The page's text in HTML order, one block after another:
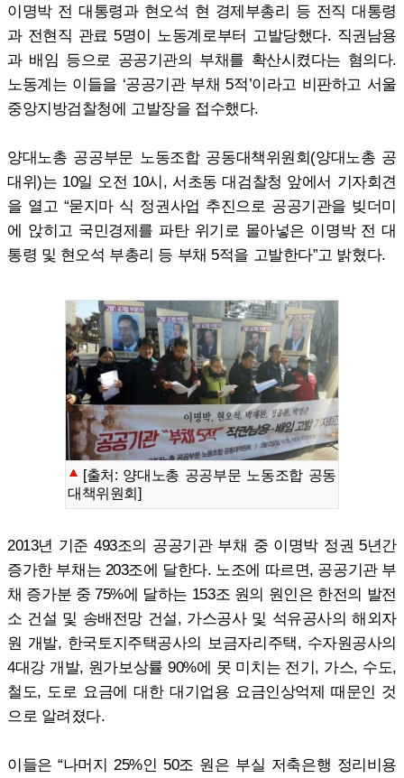
이명박 전 대통령과 현오석 현 경제부총리 등 전직 대통령
과 전현직 관료 5명이 노동계로부터 고발당했다. 직권남용
과 배임 등으로 공공기관의 부채를 확산시켰다는 혐의다.
노동계는 이들을 ‘공공기관 부채 5적’이라고 비판하고 서울
중앙지방검찰청에 고발장을 접수했다.
양대노총 공공부문 노동조합 공동대책위원회(양대노총 공
대위)는 10일 오전 10시, 서초동 대검찰청 앞에서 기자회견
을 열고 “묻지마 식 정권사업 추진으로 공공기관을 빚더미
에 앉히고 국민경제를 파탄 위기로 몰아넣은 이명박 전 대
통령 및 현오석 부총리 등 부채 5적을 고발한다”고 밝혔다.
[출처: 양대노총 공공부문 노동조합 공동
대책위원회]
2013년 기준 493조의 공공기관 부채 중 이명박 정권 5년간
증가한 부채는 203조에 달한다. 노조에 따르면, 공공기관 부
채 증가분 중 75%에 달하는 153조 원의 원인은 한전의 발전
소 건설 및 송배전망 건설, 가스공사 및 석유공사의 해외자
원 개발, 한국토지주택공사의 보금자리주택, 수자원공사의
4대강 개발, 원가보상률 90%에 못 미치는 전기, 가스, 수도,
철도, 도로 요금에 대한 대기업용 요금인상억제 때문인 것
으로 알려졌다.
이들은 “나머지 25%인 50조 원은 부실 저축은행 정리비용